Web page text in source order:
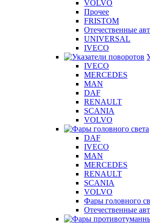
VOLVO
Прочее
FRISTOM
Отечественные
UNIVERSAL
IVECO
IVECO
MERCEDES
MAN
DAF
RENAULT
SCANIA
VOLVO
DAF
IVECO
MAN
MERCEDES
RENAULT
SCANIA
VOLVO
Фары головного
Отечественные